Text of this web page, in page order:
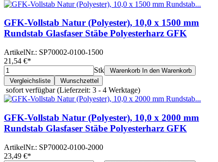
GFK-Vollstab Natur (Polyester), 10,0 x 1500 mm
Rundstab Glasfaser Stäbe Polyesterharz GFK
ArtikelNr.: SP70002-0100-1500
21,54 €*
Stk
Warenkorb In den Warenkorb
Vergleichsliste
Wunschzettel
sofort verfügbar(Lieferzeit: 3 - 4 Werktage)
GFK-Vollstab Natur (Polyester), 10,0 x 2000 mm
Rundstab Glasfaser Stäbe Polyesterharz GFK
ArtikelNr.: SP70002-0100-2000
23,49 €*